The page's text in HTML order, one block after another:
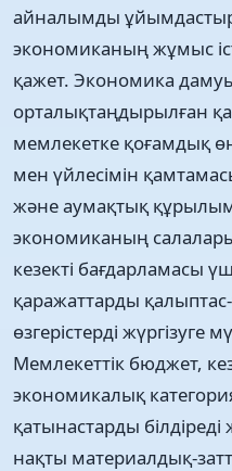
айналымды
экономиканың жұмыс
қажет. Экономика
орталықтаңдырылған
мемлекетке қоғамдық
мен үйлесімін
және аумақтық
экономиканың
кезекті бағдарламасы
қаражаттарды қалыптас-
өзгерістерді жүргізуге
Мемлекеттік бюджет,
экономикалық
қатынастарды
нақты материалдық-